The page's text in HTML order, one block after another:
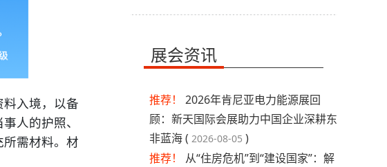
入境，以备
人的护照、
需材料。材
展会资讯
推荐！
2026年肯尼亚电力能源展回
顾：新天国际会展助力中国企业深耕东
非蓝海 ( 2026-08-05 )
推荐！
从“住房危机”到“建设国家”：解